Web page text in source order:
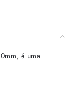
é uma